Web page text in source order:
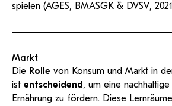
spielen (AGES, BMASGK & DVSV,
Markt
Die Rolle von Konsum und Markt in
ist entscheidend, um eine
Ernährung zu fördern. Diese